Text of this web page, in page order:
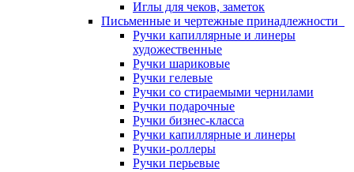
Иглы для чеков, заметок
Письменные и чертежные принадлежности
Ручки капиллярные и линеры
художественные
Ручки шариковые
Ручки гелевые
Ручки со стираемыми чернилами
Ручки подарочные
Ручки бизнес-класса
Ручки капиллярные и линеры
Ручки-роллеры
Ручки перьевые